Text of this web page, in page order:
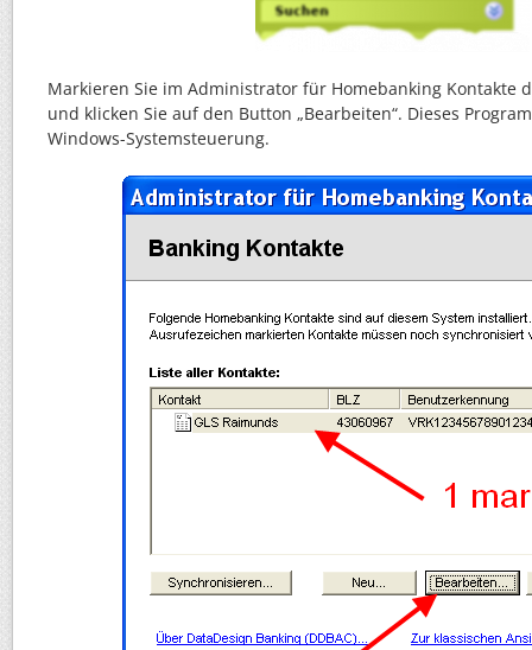
Markieren Sie im Administrator für Homebanking Kontakte
und klicken Sie auf den Button „Bearbeiten“. Dieses
Windows-Systemsteuerung.